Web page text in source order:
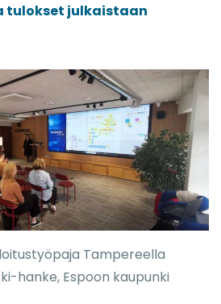
tulokset julkaistaan
Tampereella
hanke, Espoon kaupunki